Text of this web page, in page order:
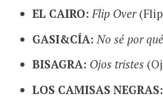
EL CAIRO:Flip Over
GASI&CÍA: No sé por qué
BISAGRA: Ojos tristes
LOS CAMISAS NEGRAS: